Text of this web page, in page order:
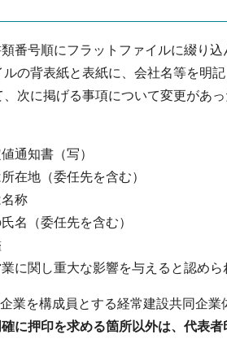
番号順にフラットファイルに綴り込
の背表紙と表紙に、会社名等を明記
次に掲げる事項について変更があ
通知書（写）
在地（委任先を含む）
称
名（委任先を含む）
に関し重大な影響を与えると認め
業を構成員とする経常建設共同企業
に押印を求める箇所以外は、代表者